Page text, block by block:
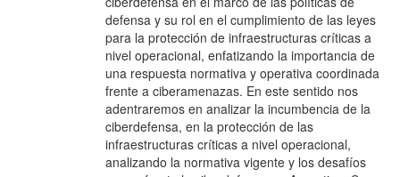
defensa y su rol en el cumplimiento de las leyes
para la protección de infraestructuras críticas a
nivel operacional, enfatizando la importancia de
una respuesta normativa y operativa coordinada
frente a ciberamenazas. En este sentido nos
adentraremos en analizar la incumbencia de la
ciberdefensa, en la protección de las
infraestructuras críticas a nivel operacional,
analizando la normativa vigente y los desafíos